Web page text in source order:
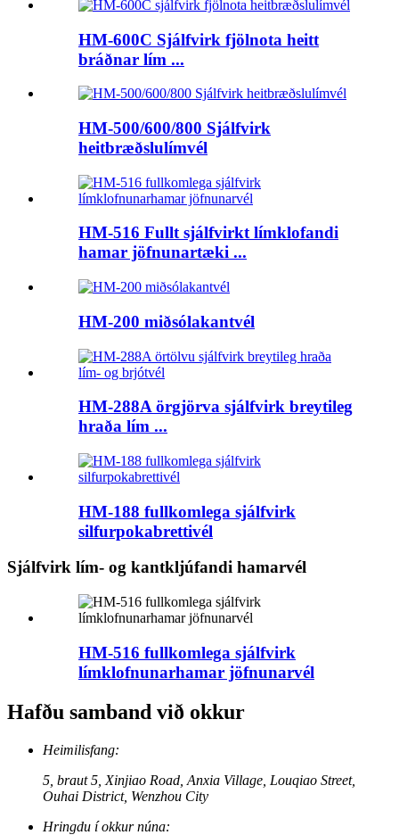
HM-600C Sjálfvirk fjölnota heitt
bráðnar lím ...
HM-500/600/800 Sjálfvirk
heitbræðslulímvél
HM-516 Fullt sjálfvirkt límklofandi
hamar jöfnunartæki ...
HM-200 miðsólakantvél
HM-288A örgjörva sjálfvirk breytileg
hraða lím ...
HM-188 fullkomlega sjálfvirk
silfurpokabrettivél
Sjálfvirk lím- og kantkljúfandi hamarvél
HM-516 fullkomlega sjálfvirk
límklofnunarhamar jöfnunarvél
Hafðu samband við okkur
Heimilisfang:
5, braut 5, Xinjiao Road, Anxia Village, Louqiao Street,
Ouhai District, Wenzhou City
Hringdu í okkur núna: